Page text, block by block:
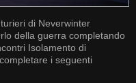
di Neverwinter
della guerra completando
Isolamento di
i seguenti